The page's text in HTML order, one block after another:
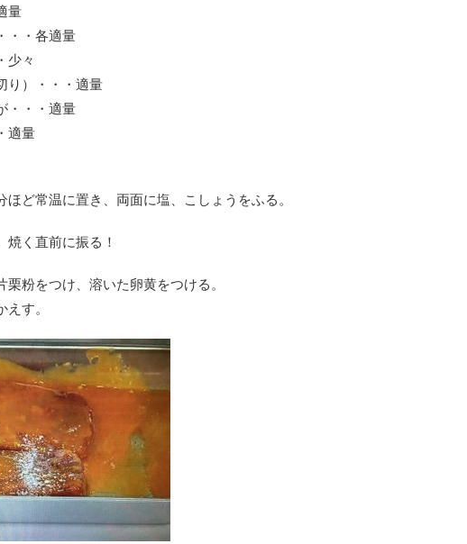
量
・・各適量
少々
り）・・・適量
・・・適量
適量
ほど常温に置き、両面に塩、こしょうをふる。
焼く直前に振る！
栗粉をつけ、溶いた卵黄をつける。
す。